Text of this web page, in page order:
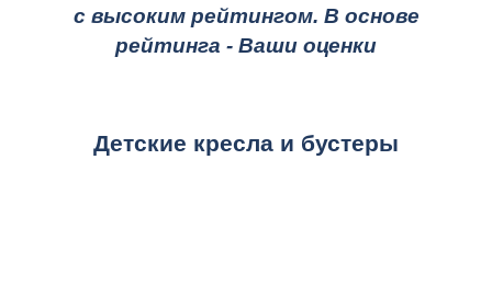
с высоким рейтингом. В основе
рейтинга - Ваши оценки
Детские кресла и бустеры